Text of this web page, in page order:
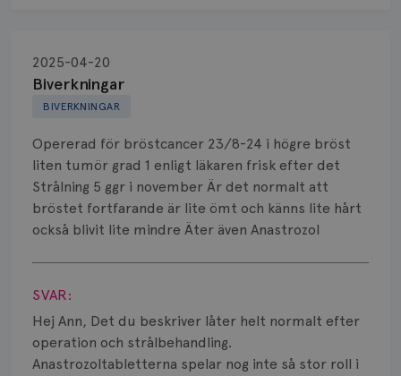
BIVERKNINGAR
Biverkningar
2025-04-20
Opererad för bröstcancer 23/8-24 i högre bröst
liten tumör grad 1 enligt läkaren frisk efter det
Strålning 5 ggr i november Är det normalt att
bröstet fortfarande är lite ömt och känns lite hårt
också blivit lite mindre Äter även Anastrozol
Visa svar
SVAR:
Hej Ann, Det du beskriver låter helt normalt efter
operation och strålbehandling.
Anastrozoltabletterna spelar nog inte så stor roll i
Biopsi
Biverkningar
Bröstvårta
Knöl
Läkemedel
Smärta
Prognos